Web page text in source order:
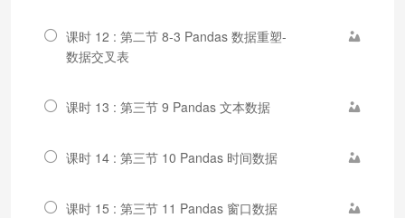
课时 12 : 第二节 8-3 Pandas 数据重塑-
数据交叉表
课时 13 : 第三节 9 Pandas 文本数据
课时 14 : 第三节 10 Pandas 时间数据
课时 15 : 第三节 11 Pandas 窗口数据